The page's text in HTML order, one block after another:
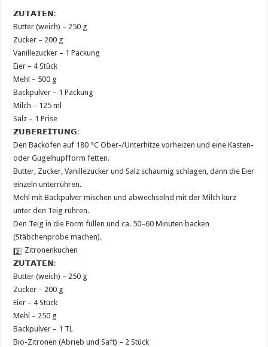
𝗭𝗨𝗧𝗔𝗧𝗘𝗡:
Butter (weich) – 250 g
Zucker – 200 g
Vanillezucker – 1 Packung
Eier – 4 Stück
Mehl – 500 g
Backpulver – 1 Packung
Milch – 125 ml
Salz – 1 Prise
𝗭𝗨𝗕𝗘𝗥𝗘𝗜𝗧𝗨𝗡𝗚:
Den Backofen auf 180 °C Ober-/Unterhitze vorheizen und eine Kasten-
oder Gugelhupfform fetten.
Butter, Zucker, Vanillezucker und Salz schaumig schlagen, dann die Eier
einzeln unterrühren.
Mehl mit Backpulver mischen und abwechselnd mit der Milch kurz
unter den Teig rühren.
Den Teig in die Form füllen und ca. 50–60 Minuten backen
(Stäbchenprobe machen).
Zitronenkuchen
𝗭𝗨𝗧𝗔𝗧𝗘𝗡:
Butter (weich) – 250 g
Zucker – 200 g
Eier – 4 Stück
Mehl – 250 g
Backpulver – 1 TL
Bio-Zitronen (Abrieb und Saft) – 2 Stück